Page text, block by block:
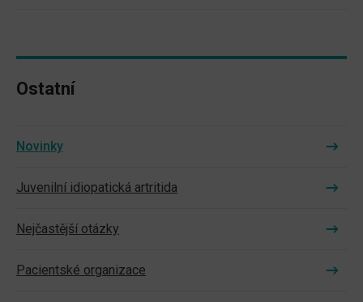
Ostatní
Novinky
Juvenilní idiopatická artritida
Nejčastější otázky
Pacientské organizace